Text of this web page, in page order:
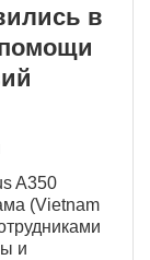
в
A350
(Vietnam
и